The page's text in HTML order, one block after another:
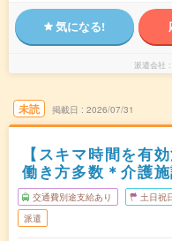
気になる!
派遣会社
未読 掲載日 2026/07/31
【スキマ時間を有
働き方多数＊介護
交通費別途支給あり 土日祝
派遣